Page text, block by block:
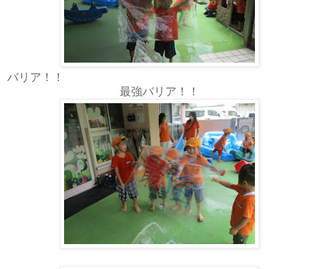
バリア！！
最強バリア！！